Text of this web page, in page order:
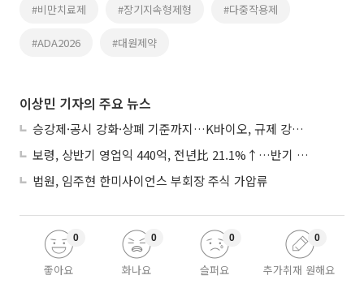
#비만치료제 #장기지속형제형 #다중작용제
#ADA2026 #대원제약
이상민 기자의 주요 뉴스
승강제·공시 강화·상폐 기준까지…K바이오, 규제 강화에 ‘삼중고’
보령, 상반기 영업익 440억, 전년比 21.1%↑…반기 역대 최대
법원, 임주현 한미사이언스 부회장 주식 가압류
좋아요
0
화나요
0
슬퍼요
0
추가취재 원해요
0